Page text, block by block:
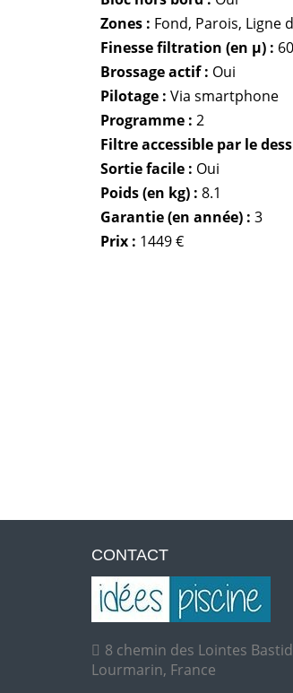
Zones : Fond, Parois, Ligne
Finesse filtration (en µ) : 60
Brossage actif : Oui
Pilotage : Via smartphone
Programme : 2
Filtre accessible par le
Sortie facile : Oui
Poids (en kg) : 8.1
Garantie (en année) : 3
Prix : 1449 €
CONTACT
8 chemin des Lointes
Lourmarin, France